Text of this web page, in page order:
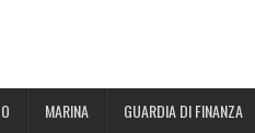
MARINA GUARDIA DI FINANZA